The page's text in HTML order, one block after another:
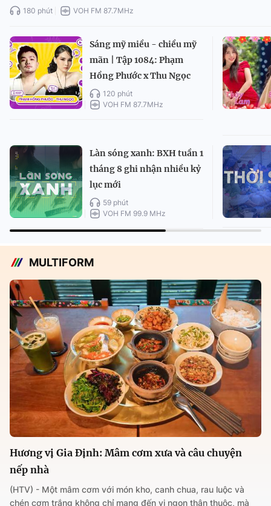
180 phút VOH FM 87.7MHz
Sáng mỹ miều - chiều mỹ
mãn | Tập 1084: Phạm
Hồng Phước x Thu Ngọc
120 phút
VOH FM 87.7MHz
Làn sóng xanh: BXH tuần 1
tháng 8 ghi nhận nhiều kỷ
lục mới
59 phút
VOH FM 99.9 MHz
MULTIFORM
Hương vị Gia Định: Mâm cơm xưa và câu chuyện
nếp nhà
(HTV) - Một mâm cơm với món kho, canh chua, rau luộc và
chén cơm trắng không chỉ mang đến vị ngon thân thuộc, mà